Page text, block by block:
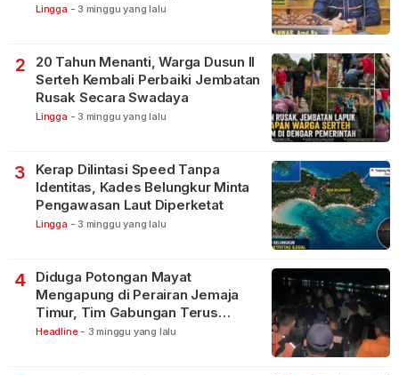
Lingga - 3 minggu yang lalu
2
20 Tahun Menanti, Warga Dusun II
Serteh Kembali Perbaiki Jembatan
Rusak Secara Swadaya
Lingga - 3 minggu yang lalu
3
Kerap Dilintasi Speed Tanpa
Identitas, Kades Belungkur Minta
Pengawasan Laut Diperketat
Lingga - 3 minggu yang lalu
4
Diduga Potongan Mayat
Mengapung di Perairan Jemaja
Timur, Tim Gabungan Terus
Lakukan Pencarian
Headline - 3 minggu yang lalu